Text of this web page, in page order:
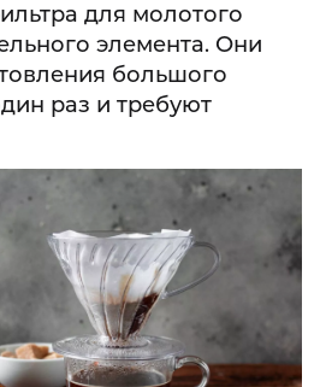
для молотого
элемента. Они
большого
раз и требуют